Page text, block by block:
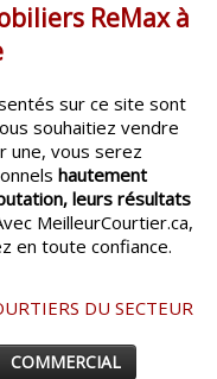
ReMax à
sur ce site sont
souhaitiez vendre
une, vous serez
hautement
leurs résultats
MeilleurCourtier.ca,
en toute confiance.
COMMERCIAL